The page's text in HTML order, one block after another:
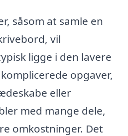
såsom at samle en
vil
ligge i den lavere
opgaver,
eller
med mange dele,
omkostninger. Det